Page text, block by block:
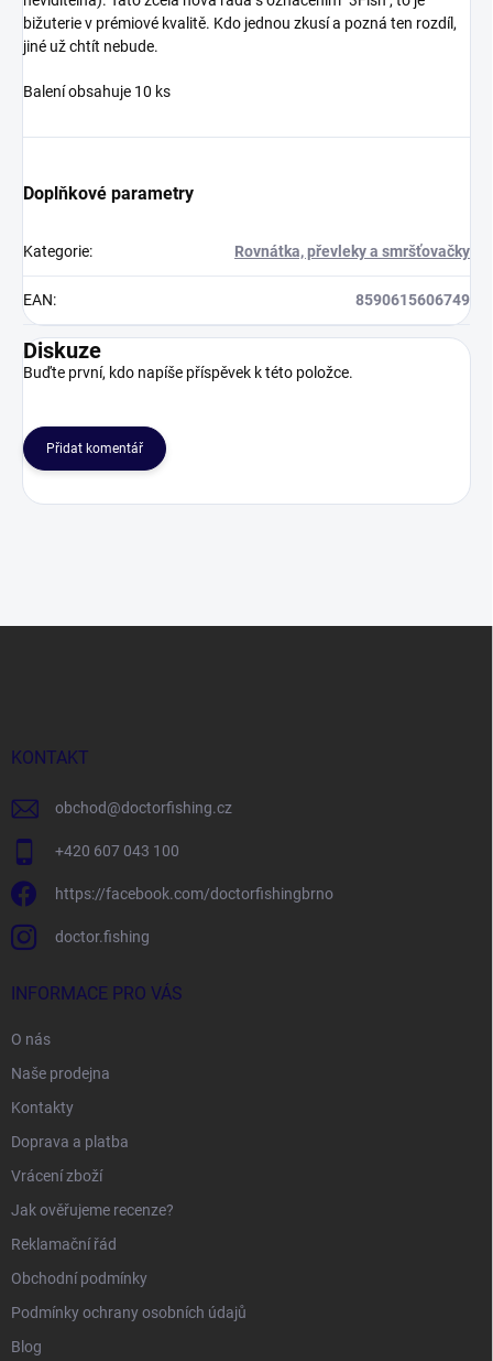
bižuterie v prémiové kvalitě. Kdo jednou zkusí a pozná ten rozdíl,
jiné už chtít nebude.
Balení obsahuje 10 ks
Doplňkové parametry
Kategorie: Rovnátka, převleky a smršťovačky
EAN: 8590615606749
Diskuze
Buďte první, kdo napíše příspěvek k této položce.
Přidat komentář
KONTAKT
obchod@doctorfishing.cz
+420 607 043 100
https://facebook.com/doctorfishingbrno
doctor.fishing
INFORMACE PRO VÁS
O nás
Naše prodejna
Kontakty
Doprava a platba
Vrácení zboží
Jak ověřujeme recenze?
Reklamační řád
Obchodní podmínky
Podmínky ochrany osobních údajů
Blog